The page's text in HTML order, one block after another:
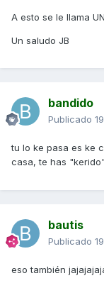
A esto se le llama
Un saludo JB
bandido
Publicado
tu lo ke pasa es ke
casa, te has
bautis
Publicado
eso también